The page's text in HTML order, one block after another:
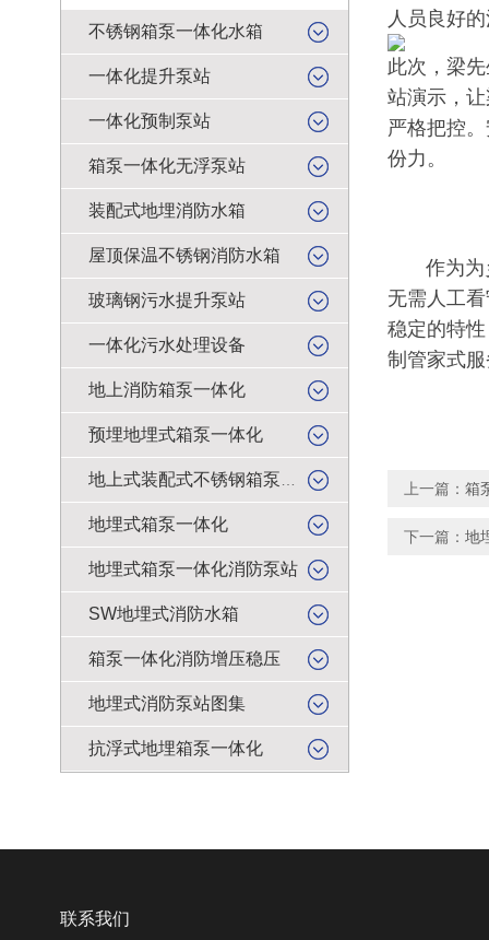
不锈钢箱泵一体化水箱
一体化提升泵站
一体化预制泵站
箱泵一体化无浮泵站
装配式地埋消防水箱
屋顶保温不锈钢消防水箱
玻璃钢污水提升泵站
一体化污水处理设备
地上消防箱泵一体化
预埋地埋式箱泵一体化
地埋式箱泵一体化
地埋式箱泵一体化消防泵站
SW地埋式消防水箱
箱泵一体化消防增压稳压
地埋式消防泵站图集
抗浮式地埋箱泵一体化
人员良好
此次，梁
站演示，
严格把控
份力。
作为为乡
无需人工
稳定的特
制管家式
上一篇： 箱
下一篇： 地
联系我们